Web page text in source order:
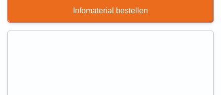
Infomaterial bestellen